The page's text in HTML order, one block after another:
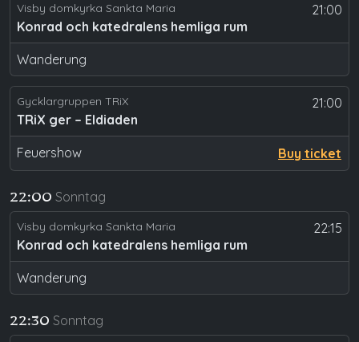
21:00
Visby domkyrka Sankta Maria
Konrad och katedralens hemliga rum
Wanderung
21:00
Gycklargruppen TRiX
TRiX ger – Eldiaden
Feuershow Buy ticket
22:00 Sonntag
22:15
Visby domkyrka Sankta Maria
Konrad och katedralens hemliga rum
Wanderung
22:30 Sonntag